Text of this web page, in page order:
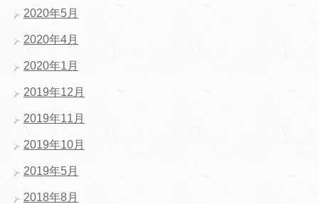
2020年5月
2020年4月
2020年1月
2019年12月
2019年11月
2019年10月
2019年5月
2018年8月